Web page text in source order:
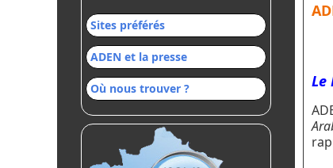
Sites préférés
ADEN et la presse
Où nous trouver ? Le